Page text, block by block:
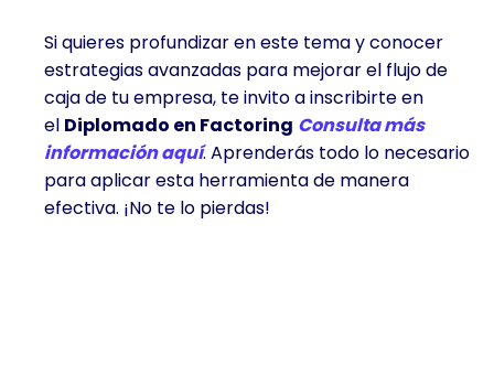
Si quieres profundizar en este tema y conocer
estrategias avanzadas para mejorar el flujo de
caja de tu empresa, te invito a inscribirte en
el Diplomado en Factoring Consulta más
información aquí. Aprenderás todo lo necesario
para aplicar esta herramienta de manera
efectiva. ¡No te lo pierdas!